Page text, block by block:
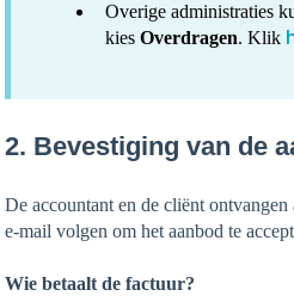
Overige administraties
kies Overdragen. Klik
2. Bevestiging van de
De accountant en de cliënt
e-mail volgen om het aanbod te
Wie betaalt de factuur?